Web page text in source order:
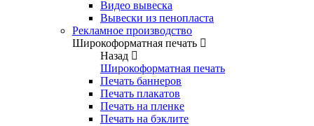
Видео вывеска
Вывески из пенопласта
Рекламное производство
Широкоформатная печать
Назад
Широкоформатная печать
Печать баннеров
Печать плакатов
Печать на пленке
Печать на бэклите